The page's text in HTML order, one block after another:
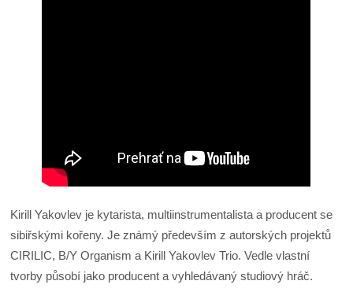
Kirill Yakovlev je kytarista, multiinstrumentalista a producent se
sibiřskými kořeny. Je známý především z autorských projektů
CIRILIC, B/Y Organism a Kirill Yakovlev Trio. Vedle vlastní
tvorby působí jako producent a vyhledávaný studiový hráč.